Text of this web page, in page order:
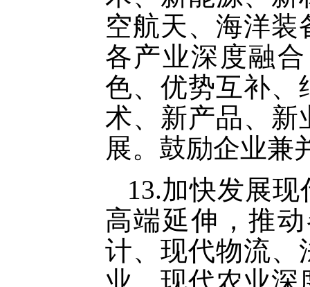
空航天、海洋
各产业深度融
色、优势互补、
术、新产品、新
展。鼓励企业兼
13.加快发展
高端延伸，推
计、现代物流、